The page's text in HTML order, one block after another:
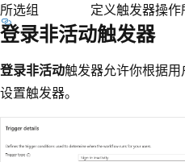
所选组
定义触发器操作
登录非活动触发器
登录非活动触发器允许你根据
设置触发器。